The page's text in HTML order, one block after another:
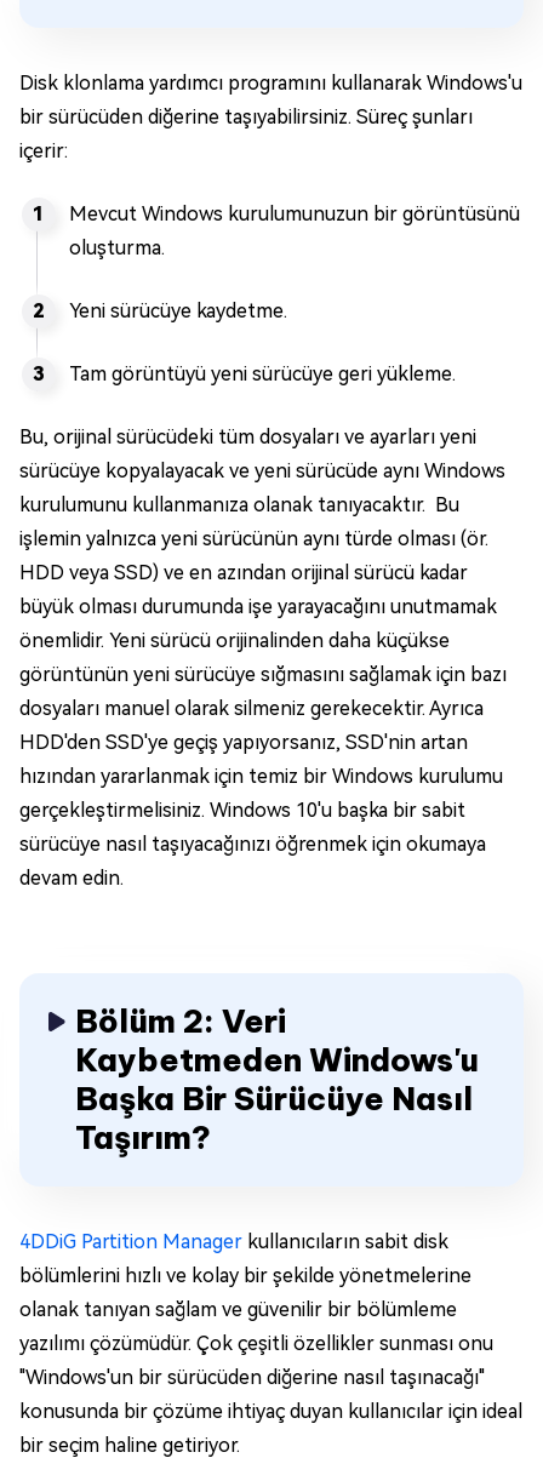
Disk klonlama yardımcı programını kullanarak Windows'u
bir sürücüden diğerine taşıyabilirsiniz. Süreç şunları
içerir:
Mevcut Windows kurulumunuzun bir görüntüsünü
oluşturma.
Yeni sürücüye kaydetme.
Tam görüntüyü yeni sürücüye geri yükleme.
Bu, orijinal sürücüdeki tüm dosyaları ve ayarları yeni
sürücüye kopyalayacak ve yeni sürücüde aynı Windows
kurulumunu kullanmanıza olanak tanıyacaktır. Bu
işlemin yalnızca yeni sürücünün aynı türde olması (ör.
HDD veya SSD) ve en azından orijinal sürücü kadar
büyük olması durumunda işe yarayacağını unutmamak
önemlidir. Yeni sürücü orijinalinden daha küçükse
görüntünün yeni sürücüye sığmasını sağlamak için bazı
dosyaları manuel olarak silmeniz gerekecektir. Ayrıca
HDD'den SSD'ye geçiş yapıyorsanız, SSD'nin artan
hızından yararlanmak için temiz bir Windows kurulumu
gerçekleştirmelisiniz. Windows 10'u başka bir sabit
sürücüye nasıl taşıyacağınızı öğrenmek için okumaya
devam edin.
Bölüm 2: Veri
Kaybetmeden Windows'u
Başka Bir Sürücüye Nasıl
Taşırım?
4DDiG Partition Manager kullanıcıların sabit disk
bölümlerini hızlı ve kolay bir şekilde yönetmelerine
olanak tanıyan sağlam ve güvenilir bir bölümleme
yazılımı çözümüdür. Çok çeşitli özellikler sunması onu
"Windows'un bir sürücüden diğerine nasıl taşınacağı"
konusunda bir çözüme ihtiyaç duyan kullanıcılar için ideal
bir seçim haline getiriyor.